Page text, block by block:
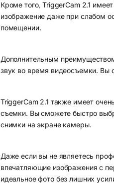
Кроме того, TriggerCam 2.1
изображение даже при слабом
помещении.
Дополнительным
звук во время видеосъемки. Вы
TriggerCam 2.1 также имеет
съемки. Вы сможете быстро
снимки на экране камеры.
Даже если вы не являетесь
впечатляющие изображения с
идеальное фото без лишних